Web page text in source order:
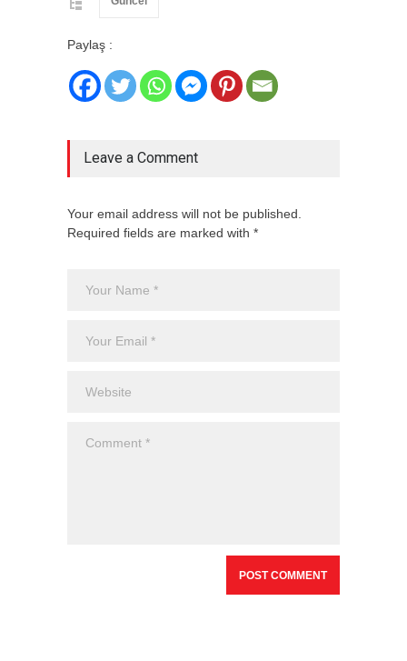
Paylaş :
Leave a Comment
Your email address will not be published.
Required fields are marked with *